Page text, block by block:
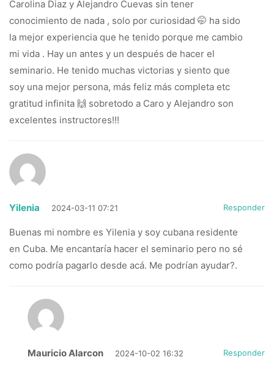
Carolina Diaz y Alejandro Cuevas sin tener
conocimiento de nada , solo por curiosidad 🤭 ha sido
la mejor experiencia que he tenido porque me cambio
mi vida . Hay un antes y un después de hacer el
seminario. He tenido muchas victorias y siento que
soy una mejor persona, más feliz más completa etc
gratitud infinita 🙌 sobretodo a Caro y Alejandro son
excelentes instructores!!!
Yilenia 2024-03-11 07:21 Responder
Buenas mi nombre es Yilenia y soy cubana residente
en Cuba. Me encantaría hacer el seminario pero no sé
como podría pagarlo desde acá. Me podrían ayudar?.
Mauricio Alarcon 2024-10-02 16:32 Responder